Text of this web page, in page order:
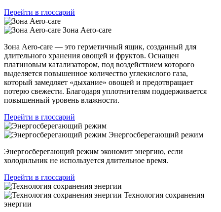
Перейти в глоссарий
Зона Aero-care
Зона Aero-care — это герметичный ящик, созданный для
длительного хранения овощей и фруктов. Оснащен
платиновым катализатором, под воздействием которого
выделяется повышенное количество углекислого газа,
который замедляет «дыхание» овощей и предотвращает
потерю свежести. Благодаря уплотнителям поддерживается
повышенный уровень влажности.
Перейти в глоссарий
Энергосберегающий режим
Энергосберегающий режим экономит энергию, если
холодильник не используется длительное время.
Перейти в глоссарий
Технология сохранения
энергии